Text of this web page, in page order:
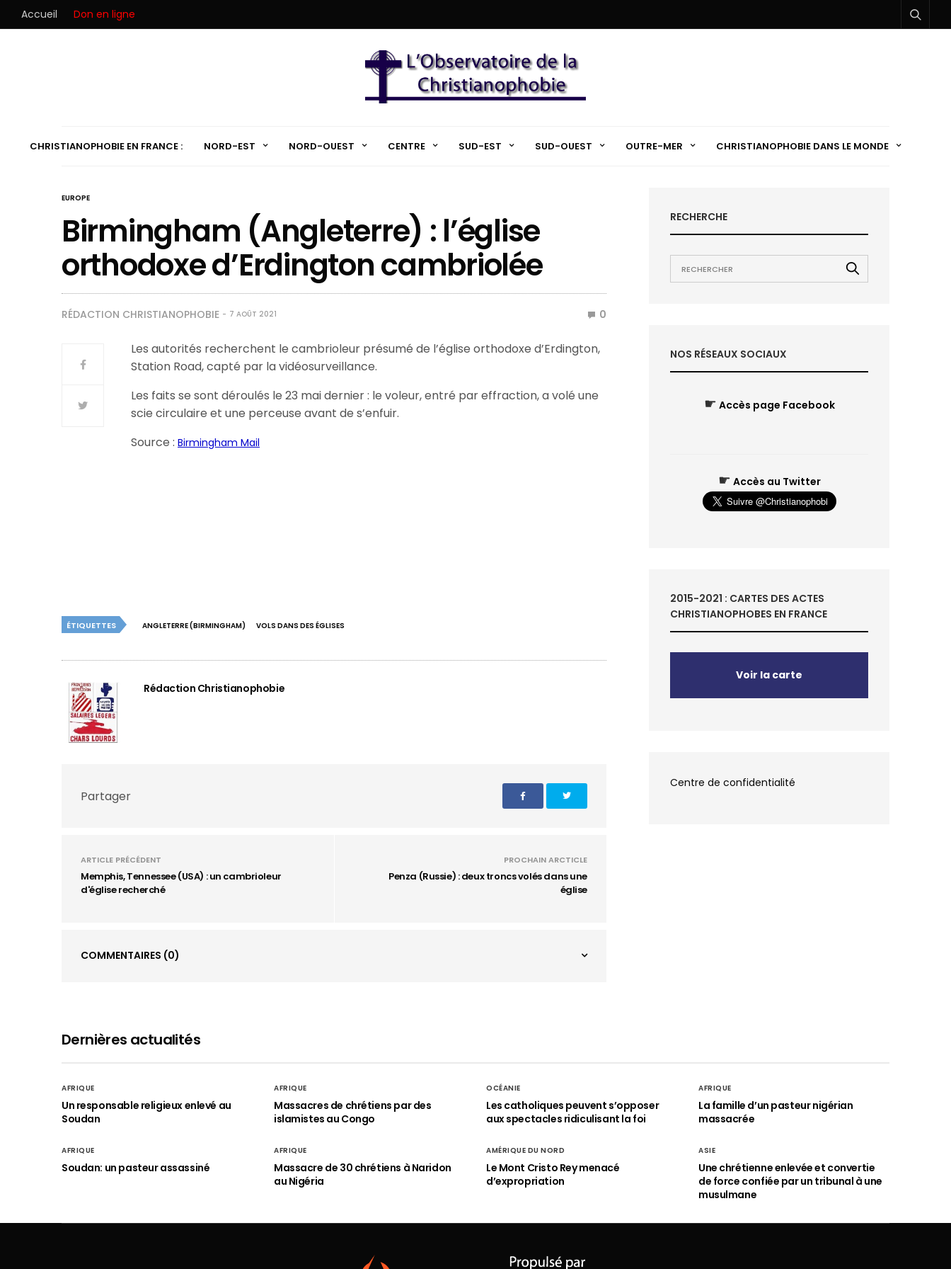
Accueil Don en ligne
CHRISTIANOPHOBIE EN FRANCE : NORD-EST NORD-OUEST CENTRE SUD-EST SUD-OUEST OUTRE-MER CHRISTIANOPHOBIE DANS LE MONDE
EUROPE
Birmingham (Angleterre) : l’église
orthodoxe d’Erdington cambriolée
RÉDACTION CHRISTIANOPHOBIE 7 AOÛT 2021 0
Les autorités recherchent le cambrioleur présumé de l’église orthodoxe d’Erdington,
Station Road, capté par la vidéosurveillance.
Les faits se sont déroulés le 23 mai dernier : le voleur, entré par effraction, a volé une
scie circulaire et une perceuse avant de s’enfuir.
Source :Birmingham Mail
ÉTIQUETTES ANGLETERRE (BIRMINGHAM) VOLS DANS DES ÉGLISES
Rédaction Christianophobie
Partager
ARTICLE PRÉCÉDENT
Memphis, Tennessee (USA) : un cambrioleur
d'église recherché
PROCHAIN ARCTICLE
Penza (Russie) : deux troncs volés dans une
église
COMMENTAIRES (0)
RECHERCHE
NOS RÉSEAUX SOCIAUX
☛ Accès page Facebook
☛ Accès au Twitter
2015-2021 : CARTES DES ACTES
CHRISTIANOPHOBES EN FRANCE
Voir la carte
Centre de confidentialité
Dernières actualités
AFRIQUE
Un responsable religieux enlevé au
Soudan
AFRIQUE
Massacres de chrétiens par des
islamistes au Congo
OCÉANIE
Les catholiques peuvent s’opposer
aux spectacles ridiculisant la foi
AFRIQUE
La famille d’un pasteur nigérian
massacrée
AFRIQUE
Soudan: un pasteur assassiné
AFRIQUE
Massacre de 30 chrétiens à Naridon
au Nigéria
AMÉRIQUE DU NORD
Le Mont Cristo Rey menacé
d’expropriation
ASIE
Une chrétienne enlevée et convertie
de force confiée par un tribunal à une
musulmane